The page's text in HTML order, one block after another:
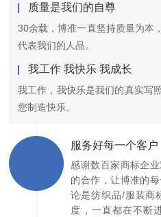
质量是我们的自尊
30余载，博准一直坚持质量为本
代表我们的人品。
我工作 我快乐 我成长
我工作，我快乐是我们的真实写
您制造快乐。
服务好每一个客户
感谢数百家商标企
的合作，让博准的
论是纺织品/服装商
度，一直都在不断